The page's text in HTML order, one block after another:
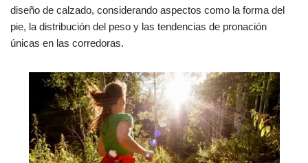
diseño de calzado, considerando aspectos como la forma del
pie, la distribución del peso y las tendencias de pronación
únicas en las corredoras.